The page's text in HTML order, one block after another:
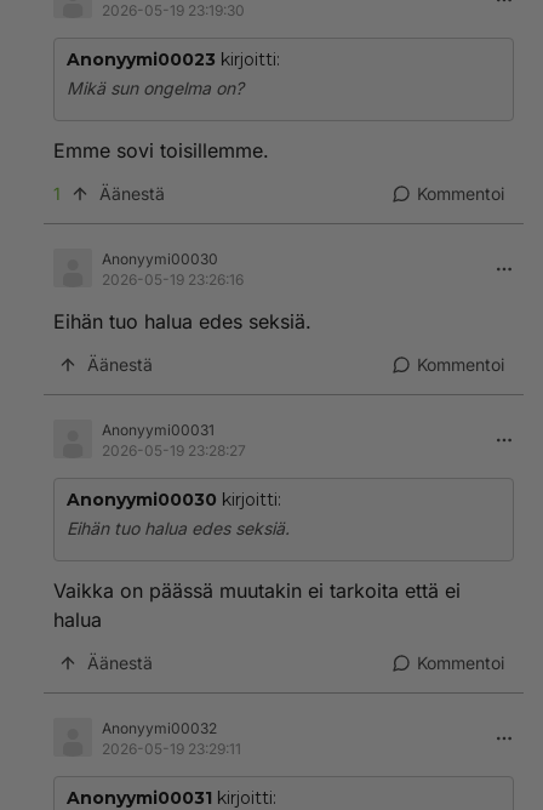
2026-05-19 23:19:30
Anonyymi00023 kirjoitti:
Mikä sun ongelma on?
Emme sovi toisillemme.
1 Äänestä Kommentoi
Anonyymi00030
2026-05-19 23:26:16
Eihän tuo halua edes seksiä.
Äänestä Kommentoi
Anonyymi00031
2026-05-19 23:28:27
Anonyymi00030 kirjoitti:
Eihän tuo halua edes seksiä.
Vaikka on päässä muutakin ei tarkoita että ei
halua
Äänestä Kommentoi
Anonyymi00032
2026-05-19 23:29:11
Anonyymi00031 kirjoitti: